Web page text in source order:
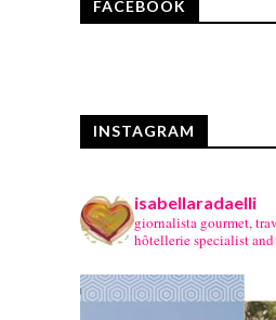
FACEBOOK
INSTAGRAM
isabellaradaelli
giornalista gourmet,
hôtellerie specialist